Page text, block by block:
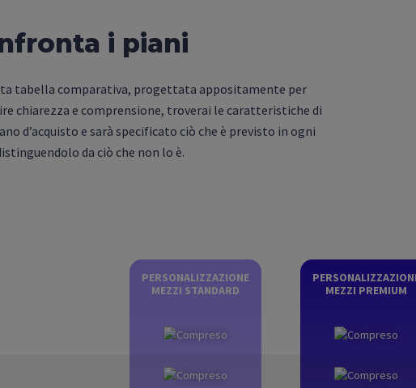
i piani
tabella comparativa, progettata appositamente per
chiarezza e comprensione, troverai le caratteristiche di
d’acquisto e sarà specificato ciò che è previsto in ogni
da ciò che non lo è.
PERSONALIZZAZIONE
MEZZI STANDARD
MEZZI PREMIUM